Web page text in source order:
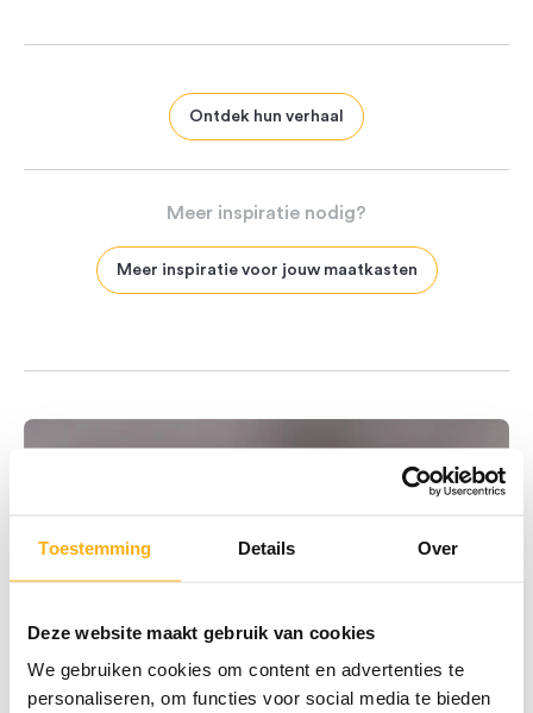
Toestemming Details Over
Deze website maakt gebruik van cookies
We gebruiken cookies om content en advertenties te
personaliseren, om functies voor social media te bieden
Ontdek hun verhaal
Meer inspiratie nodig?
Meer inspiratie voor jouw maatkasten